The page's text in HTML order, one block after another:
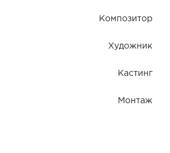
Композитор
Художник
Кастинг
Монтаж